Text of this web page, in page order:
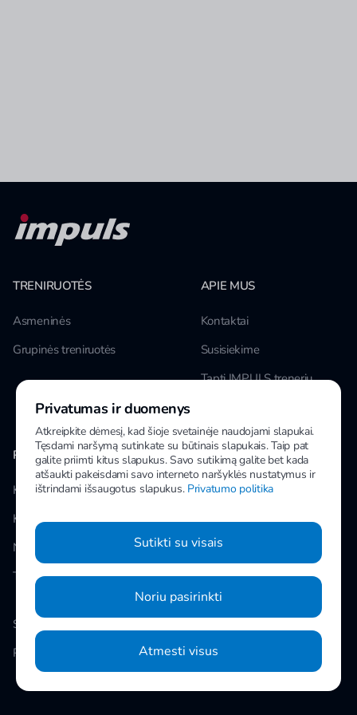
TRENIRUOTĖS
Asmeninės
Grupinės treniruotės
APIE MUS
Kontaktai
Susisiekime
Tapti IMPULS treneriu
PAPILDOMA INFORMACIJA
Klubai
Kainos
Naujienos
Taisyklės
MANO IMPULS
Facebook
Instagram
Slapukų nustatymai
Privatumo politika
Privatumas ir duomenys
Atkreipkite dėmesį, kad šioje svetainėje naudojami slapukai.
Tęsdami naršymą sutinkate su būtinais slapukais. Taip pat
galite priimti kitus slapukus. Savo sutikimą galite bet kada
atšaukti pakeisdami savo interneto naršyklės nustatymus ir
ištrindami išsaugotus slapukus. Privatumo politika
Sutikti su visais
Noriu pasirinkti
Atmesti visus